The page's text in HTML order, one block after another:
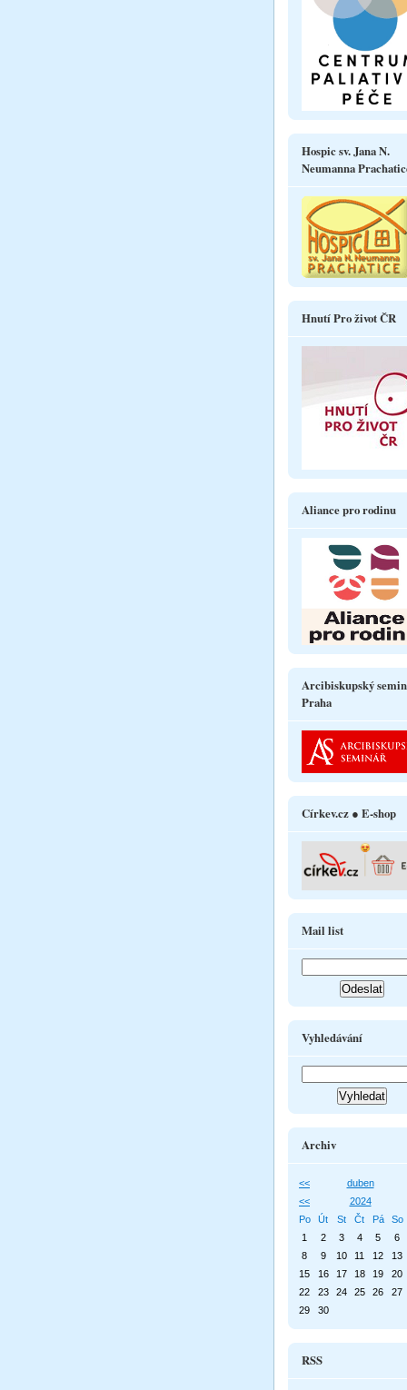
Hospic sv. Jana N.
Neumanna
Hnutí Pro život ČR
Aliance pro rodinu
Arcibiskupský
Praha
Církev.cz ● E-shop
Mail list
Vyhledávání
Archiv
<<
duben
<<
2024
Po
Út St Čt Pá
So
1
2 3 4 5
6
8
9 10 11 12
13
15
16 17 18 19
20
22
23 24 25 26
27
29
30
RSS